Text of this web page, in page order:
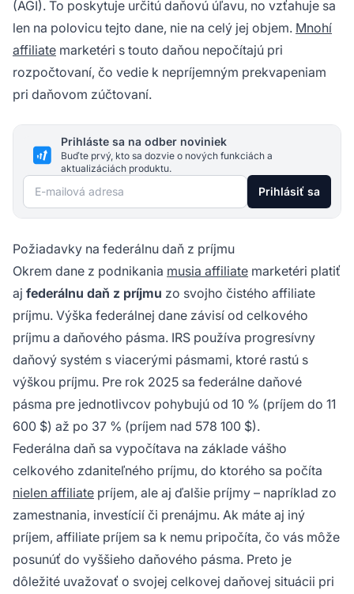
(AGI). To poskytuje určitú daňovú úľavu, no vzťahuje sa
len na polovicu tejto dane, nie na celý jej objem. Mnohí
affiliate marketéri s touto daňou nepočítajú pri
rozpočtovaní, čo vedie k nepríjemným prekvapeniam
pri daňovom zúčtovaní.
Prihláste sa na odber noviniek
Buďte prvý, kto sa dozvie o nových funkciách a
aktualizáciách produktu.
E-mailová adresa Prihlásiť sa
Požiadavky na federálnu daň z príjmu
Okrem dane z podnikania musia affiliate marketéri platiť
aj federálnu daň z príjmu zo svojho čistého affiliate
príjmu. Výška federálnej dane závisí od celkového
príjmu a daňového pásma. IRS používa progresívny
daňový systém s viacerými pásmami, ktoré rastú s
výškou príjmu. Pre rok 2025 sa federálne daňové
pásma pre jednotlivcov pohybujú od 10 % (príjem do 11
600 $) až po 37 % (príjem nad 578 100 $).
Federálna daň sa vypočítava na základe vášho
celkového zdaniteľného príjmu, do ktorého sa počíta
nielen affiliate príjem, ale aj ďalšie príjmy – napríklad zo
zamestnania, investícií či prenájmu. Ak máte aj iný
príjem, affiliate príjem sa k nemu pripočíta, čo vás môže
posunúť do vyššieho daňového pásma. Preto je
dôležité uvažovať o svojej celkovej daňovej situácii pri